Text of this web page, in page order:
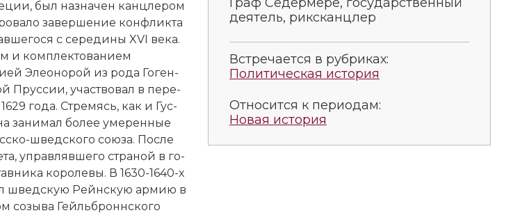
был на­зна­чен канц­ле­ром
за­вер­ше­ние кон­флик­та
с середины XVI века.
и ком­плек­то­ва­ни­ем
Эле­о­но­рой из ро­да Го­ген­
Прус­сии, уча­ст­во­вал в пе­ре­
года. Стре­мясь, как и Гус­
за­ни­мал бо­лее уме­рен­ные
шведского сою­за. По­сле
управ­ляв­ше­го стра­ной в го­
ко­ро­ле­вы. В 1630-1640-х
шведскую Рейн­скую ар­мию в
со­зы­ва Гей­льб­ронн­ско­го
деятель, риксканцлер
Встречается в рубриках:
Политическая история
Относится к периодам:
Новая история